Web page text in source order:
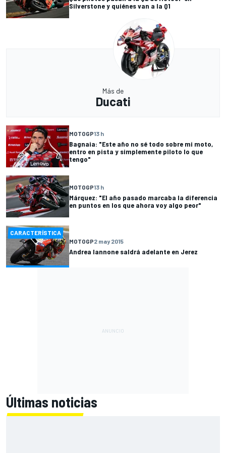
Silverstone y quiénes van a la Q1
Más de
Ducati
MOTOGP13 h
Bagnaia: "Este año no sé todo sobre mi moto,
entro en pista y simplemente piloto lo que
tengo"
MOTOGP13 h
Márquez: "El año pasado marcaba la diferencia
en puntos en los que ahora voy algo peor"
CARACTERÍSTICA
MOTOGP2 may 2015
Andrea Iannone saldrá adelante en Jerez
Últimas noticias